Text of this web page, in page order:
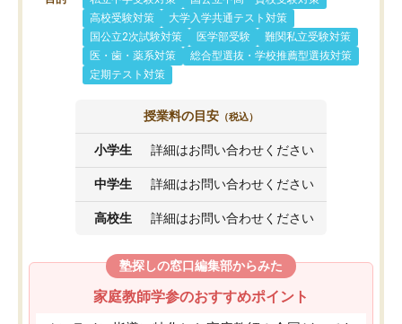
高校受験対策
大学入学共通テスト対策
国公立2次試験対策
医学部受験
難関私立受験対策
医・歯・薬系対策
総合型選抜・学校推薦型選抜対策
定期テスト対策
授業料の目安 （税込）
小学生 詳細はお問い合わせください
中学生 詳細はお問い合わせください
高校生 詳細はお問い合わせください
塾探しの窓口編集部からみた
家庭教師学参のおすすめポイント